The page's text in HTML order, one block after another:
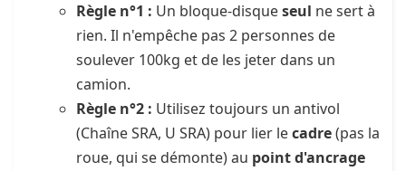
Règle n°1 : Un bloque-disqueseul ne sert à
rien. Il n'empêche pas 2 personnes de
soulever 100kg et de les jeter dans un
camion.
Règle n°2 : Utilisez toujours un antivol
(Chaîne SRA, U SRA) pour lier lecadre(pas la
roue, qui se démonte) au point d'ancrage